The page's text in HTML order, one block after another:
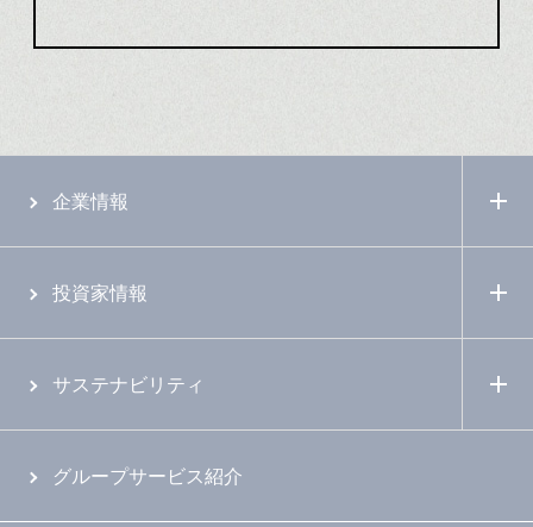
企業情報
投資家情報
サステナビリティ
グループサービス紹介